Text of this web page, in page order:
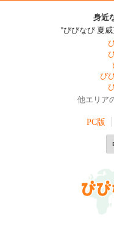
身近
"びびなび 夏
び
他エリア
PC版